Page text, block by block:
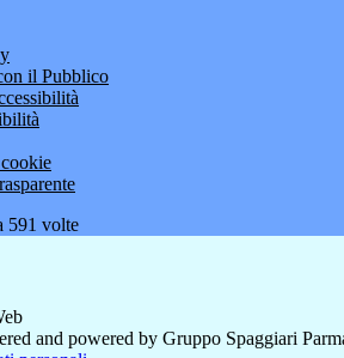
il Pubblico
591 volte
and powered by Gruppo Spaggiari